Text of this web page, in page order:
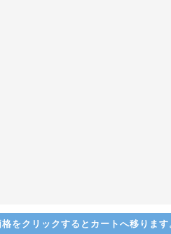
をクリックするとカートへ移ります